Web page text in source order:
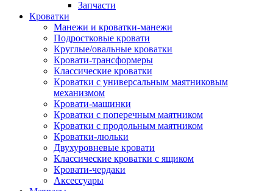
Запчасти
Кроватки
Манежи и кроватки-манежи
Подростковые кровати
Круглые/овальные кроватки
Кровати-трансформеры
Классические кроватки
Кроватки с универсальным маятниковым
механизмом
Кровати-машинки
Кроватки с поперечным маятником
Кроватки с продольным маятником
Кроватки-люльки
Двухуровневые кровати
Классические кроватки с ящиком
Кровати-чердаки
Аксессуары